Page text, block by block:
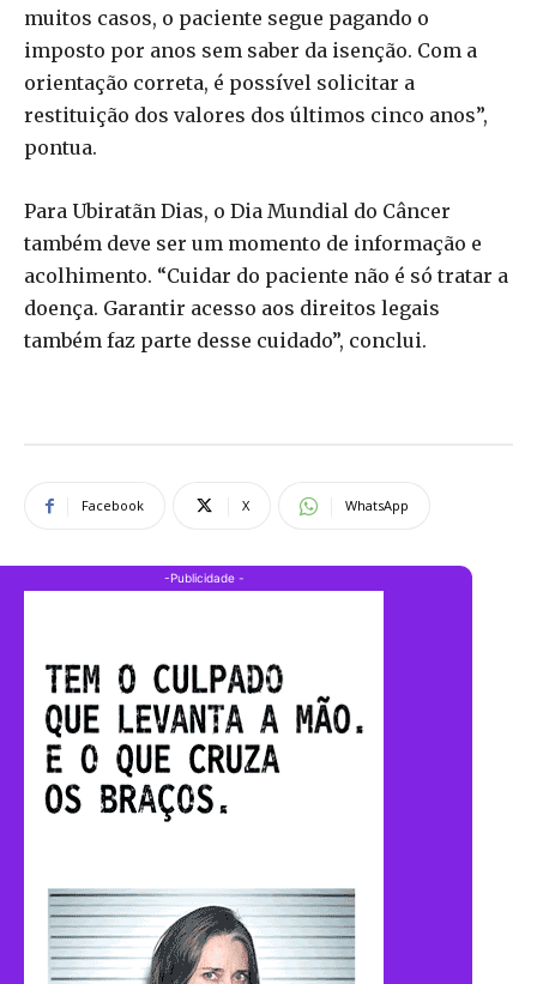
muitos casos, o paciente segue pagando o
imposto por anos sem saber da isenção. Com a
orientação correta, é possível solicitar a
restituição dos valores dos últimos cinco anos”,
pontua.
Para Ubiratãn Dias, o Dia Mundial do Câncer
também deve ser um momento de informação e
acolhimento. “Cuidar do paciente não é só tratar a
doença. Garantir acesso aos direitos legais
também faz parte desse cuidado”, conclui.
Facebook X WhatsApp
-Publicidade -